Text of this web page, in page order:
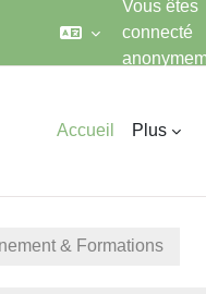
Vous êtes
connecté
Accueil Plus
& Formations